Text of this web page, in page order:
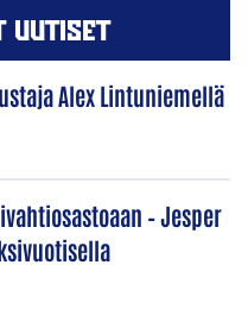
UUTISET
Alex Lintuniemellä
– Jesper